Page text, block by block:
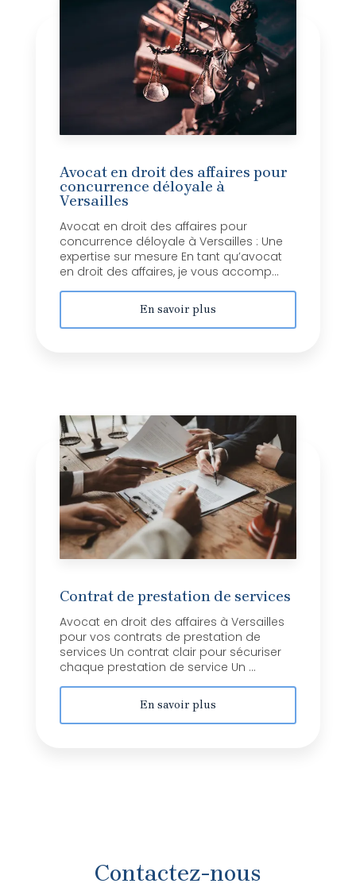
Avocat en droit des affaires pour
concurrence déloyale à
Versailles
Avocat en droit des affaires pour
concurrence déloyale à Versailles : Une
expertise sur mesure En tant qu’avocat
en droit des affaires, je vous accomp...
En savoir plus
Contrat de prestation de services
Avocat en droit des affaires à Versailles
pour vos contrats de prestation de
services Un contrat clair pour sécuriser
chaque prestation de service Un ...
En savoir plus
Contactez-nous